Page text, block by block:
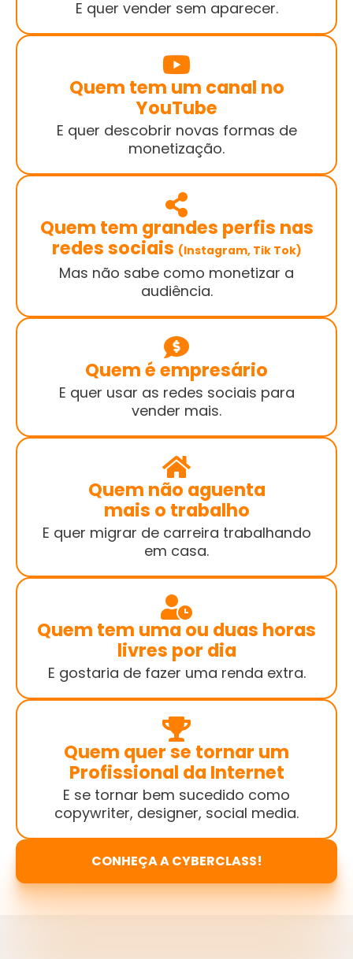
E quer vender sem aparecer.
Quem tem um canal no
YouTube
E quer descobrir novas formas de
monetização.
Quem tem grandes perfis nas
redes sociais (Instagram, Tik Tok)
Mas não sabe como monetizar a
audiência.
Quem é empresário
E quer usar as redes sociais para
vender mais.
Quem não aguenta
mais o trabalho
E quer migrar de carreira trabalhando
em casa.
Quem tem uma ou duas horas
livres por dia
E gostaria de fazer uma renda extra.
Quem quer se tornar um
Profissional da Internet
E se tornar bem sucedido como
copywriter, designer, social media.
CONHEÇA A CYBERCLASS!